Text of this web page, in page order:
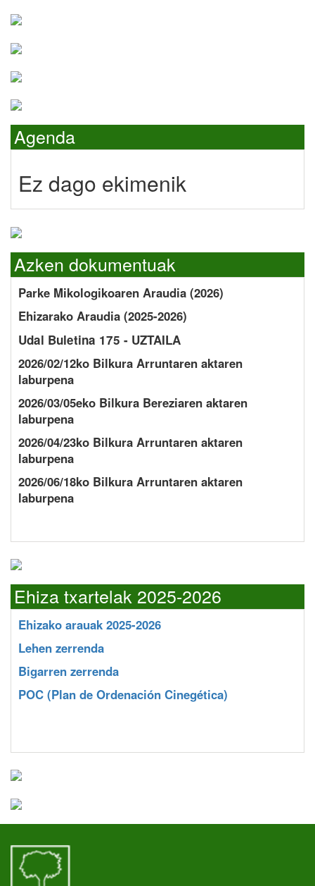
Agenda
Ez dago ekimenik
Azken dokumentuak
Parke Mikologikoaren Araudia (2026)
Ehizarako Araudia (2025-2026)
Udal Buletina 175 - UZTAILA
2026/02/12ko Bilkura Arruntaren aktaren
laburpena
2026/03/05eko Bilkura Bereziaren aktaren
laburpena
2026/04/23ko Bilkura Arruntaren aktaren
laburpena
2026/06/18ko Bilkura Arruntaren aktaren
laburpena
Ehiza txartelak 2025-2026
Ehizako arauak 2025-2026
Lehen zerrenda
Bigarren zerrenda
POC (Plan de Ordenación Cinegética)